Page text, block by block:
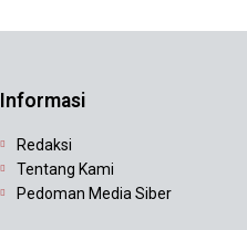
Informasi
Redaksi
Tentang Kami
Pedoman Media Siber